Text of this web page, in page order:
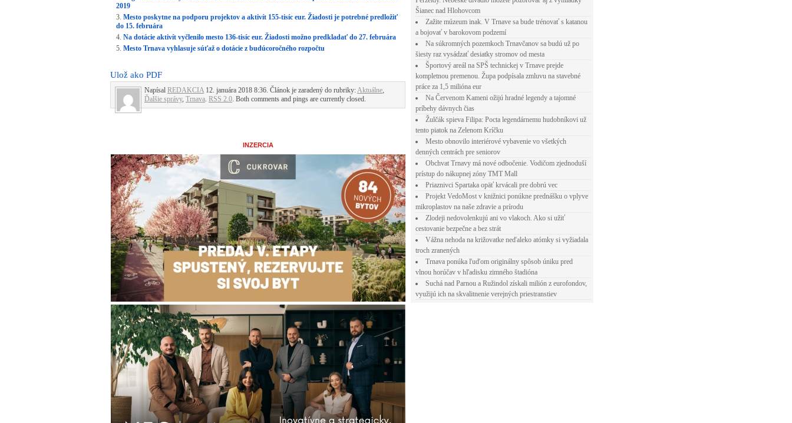
2019
Mesto poskytne na podporu projektov a aktivít 155-tisíc eur. Žiadosti je potrebné predložiť
do 15. februára
Na dotácie aktivít vyčlenilo mesto 136-tisíc eur. Žiadosti možno predkladať do 27. februára
Mesto Trnava vyhlasuje súťaž o dotácie z budúcoročného rozpočtu
Ulož ako PDF
Napísal REDAKCIA 12. januára 2018 8:36. Článok je zaradený do rubriky:Aktuálne,
Ďalšie správy, Trnava. RSS 2.0. Both comments and pings are currently closed.
INZERCIA
Šianec nad Hlohovcom
Zažite múzeum inak. V Trnave sa bude trénovať s katanou
a bojovať v barokovom podzemí
Na súkromných pozemkoch Trnavčanov sa budú už po
šiesty raz vysádzať desiatky stromov od mesta
Športový areál na SPŠ technickej v Trnave prejde
kompletnou premenou. Župa podpísala zmluvu na stavebné
práce za 1,5 milióna eur
Na Červenom Kameni ožijú hradné legendy a tajomné
príbehy dávnych čias
Žulčák spieva Filipa: Pocta legendárnemu hudobníkovi už
tento piatok na Zelenom Kríčku
Mesto obnovilo interiérové vybavenie vo všetkých
denných centrách pre seniorov
Obchvat Trnavy má nové odbočenie. Vodičom zjednoduší
prístup do nákupnej zóny TMT Mall
Priaznivci Spartaka opäť krvácali pre dobrú vec
Projekt VedoMost v knižnici ponúkne prednášku o vplyve
mikroplastov na naše zdravie a prírodu
Zlodeji nedovolenkujú ani vo vlakoch. Ako si užiť
cestovanie bezpečne a bez strát
Vážna nehoda na križovatke neďaleko atómky si vyžiadala
troch zranených
Trnava ponúka ľuďom originálny spôsob úniku pred
vlnou horúčav v hľadisku zimného štadióna
Suchá nad Parnou a Ružindol získali milión z eurofondov,
využijú ich na skvalitnenie verejných priestranstiev